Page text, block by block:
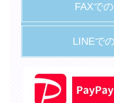
FAXで
LINEで